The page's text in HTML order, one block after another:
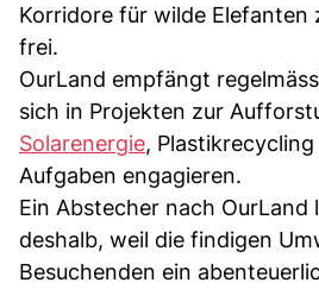
Korridore für wilde Elefanten
frei.
OurLand empfängt
sich in Projekten zur
Solarenergie,
Aufgaben engagieren.
Ein Abstecher nach OurLand
deshalb, weil die findigen
Besuchenden ein